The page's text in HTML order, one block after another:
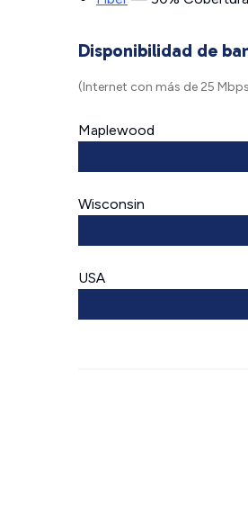
Disponibilidad de
(Internet con más de 25
Maplewood
Wisconsin
USA